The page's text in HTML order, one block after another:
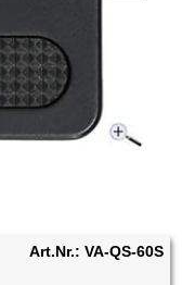
Art.Nr.: VA-QS-60S